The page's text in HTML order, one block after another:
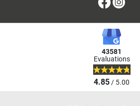
43581
Evaluations
4.85/ 5.00